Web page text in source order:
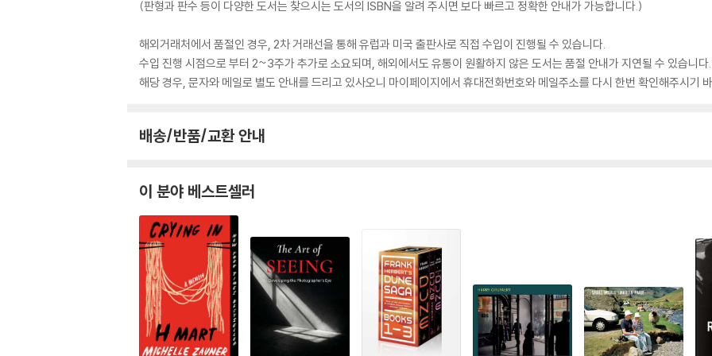
(판형과 판수 등이 다양한 도서는 찾으시는 도서의 ISBN을 알려 주시면 보다 빠르고 정확한 안내가 가능합니다.)
해외거래처에서 품절인 경우, 2차 거래선을 통해 유럽과 미국 출판사로 직접 수입이 진행될 수 있습니다.
수입 진행 시점으로 부터 2~3주가 추가로 소요되며, 해외에서도 유통이 원활하지 않은 도서는 품절 안내가 지연될 수 있습니다.
해당 경우, 문자와 메일로 별도 안내를 드리고 있사오니 마이페이지에서 휴대전화번호와 메일주소를 다시 한번 확인해주시기
배송/반품/교환 안내
이 분야 베스트셀러